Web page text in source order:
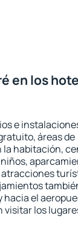
en los
e
áreas de
la habitación,
el
los